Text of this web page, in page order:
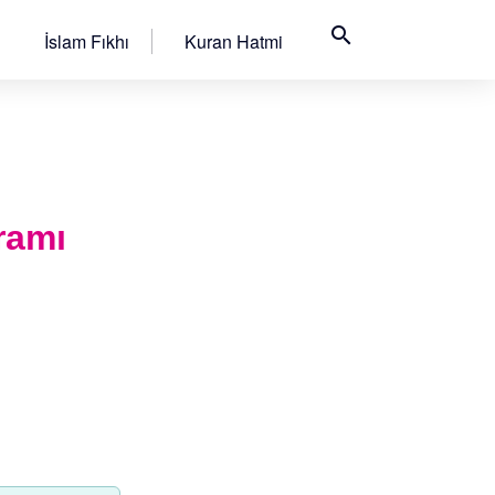
İslam Fıkhı Kuran Hatmi search